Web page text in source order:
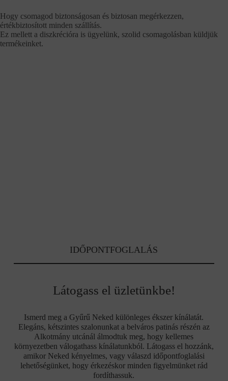
Hogy csomagod biztonságosan és biztosan megérkezzen,
értékbiztosított minden szállítás.
Ez mellett a diszkrécióra is ügyelünk, szolid csomagolásban küldjük
termékeinket.
IDŐPONTFOGLALÁS
Látogass el üzletünkbe!
Ismerd meg a Gyűrű Neked különleges ékszer kínálatát.
Elegáns, kétszintes szalonunkat a belváros patinás részén az
Alkotmány utcánál álmodtuk meg, hogy kellemes
környezetben válogathass kínálatunkból. Látogass el hozzánk,
amikor Neked kényelmes, vagy válaszd időpontfoglalási
lehetőségünket, hogy érkezéskor minden figyelmünket rád
fordíthassuk.